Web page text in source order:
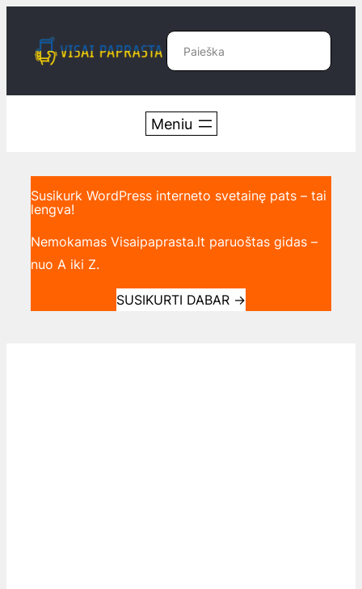
turinio
Paieška
Susikurk WordPress interneto svetainę pats – tai
lengva!
Nemokamas Visaipaprasta.lt paruoštas gidas –
nuo A iki Z.
SUSIKURTI DABAR →